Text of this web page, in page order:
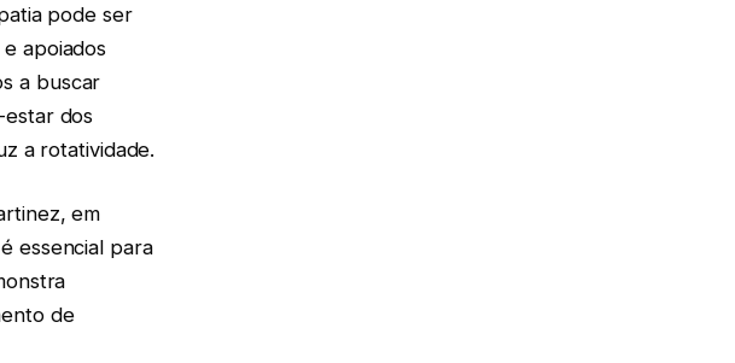
pode ser
apoiados
a buscar
estar dos
a rotatividade.
em
essencial para
de